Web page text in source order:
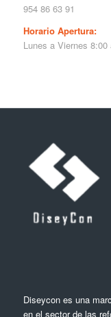
954 86 63 91
Horario Apertura:
Lunes a Viernes 8:00
Diseycon es una
en el sector de las